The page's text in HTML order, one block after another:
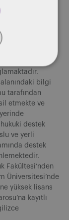
üzere
bilgi
tarafından
etmekte ve
destek
ve yerli
destek
Fakültesi’nden
Üniversitesi’nde
yüksek lisans
kayıtlı